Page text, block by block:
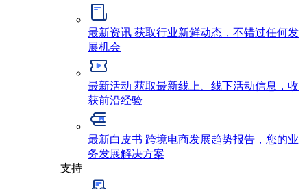
最新资讯 获取行业新鲜动态，不错过任何发
展机会
最新活动 获取最新线上、线下活动信息，收
获前沿经验
最新白皮书 跨境电商发展趋势报告，您的业
务发展解决方案
支持